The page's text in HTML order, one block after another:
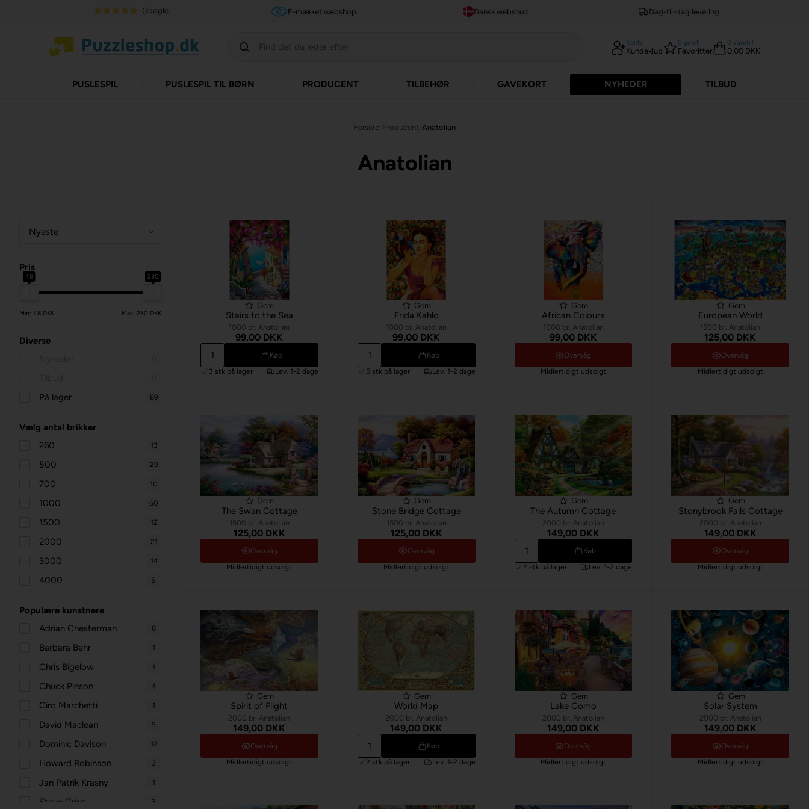
Google E-mærket webshop Dansk webshop Dag-til-dag levering
Konto
Kundeklub
0 gemt
Favoritter
0 vare(r)
0,00 DKK
PUSLESPIL PUSLESPIL TIL BØRN PRODUCENT TILBEHØR GAVEKORT NYHEDER TILBUD
Forside Producent Anatolian
Anatolian
Pris
48 230
Min: 48 DKK Max: 230 DKK
Diverse
På lager 89
Vælg antal brikker
260
13
500 29
700 10
1000 60
1500 12
2000 21
3000 14
4000 9
Populære kunstnere
Adrian Chesterman
8
Barbara Behr 1
Chris Bigelow 1
Chuck Pinson 4
Ciro Marchetti 1
David Maclean 9
Dominic Davison 12
Howard Robinson 3
Jan Patrik Krasny 1
Steve Crisp 3
Gem
Stairs to the Sea
1000 br. Anatolian
99,00 DKK
Køb
3 stk på lager Lev. 1-2 dage
Gem
Frida Kahlo
1000 br. Anatolian
99,00 DKK
Køb
5 stk på lager Lev. 1-2 dage
Gem
African Colours
1000 br. Anatolian
99,00 DKK
Overvåg
Midlertidigt udsolgt
Gem
European World
1500 br. Anatolian
125,00 DKK
Overvåg
Midlertidigt udsolgt
Gem
The Swan Cottage
1500 br. Anatolian
125,00 DKK
Overvåg
Midlertidigt udsolgt
Gem
Stone Bridge Cottage
1500 br. Anatolian
125,00 DKK
Overvåg
Midlertidigt udsolgt
Gem
The Autumn Cottage
2000 br. Anatolian
149,00 DKK
Køb
2 stk på lager Lev. 1-2 dage
Gem
Stonybrook Falls Cottage
2000 br. Anatolian
149,00 DKK
Overvåg
Midlertidigt udsolgt
Gem
Spirit of Flight
2000 br. Anatolian
149,00 DKK
Overvåg
Midlertidigt udsolgt
Gem
World Map
2000 br. Anatolian
149,00 DKK
Køb
2 stk på lager Lev. 1-2 dage
Gem
Lake Como
2000 br. Anatolian
149,00 DKK
Overvåg
Midlertidigt udsolgt
Gem
Solar System
2000 br. Anatolian
149,00 DKK
Overvåg
Midlertidigt udsolgt